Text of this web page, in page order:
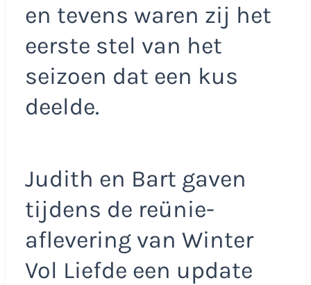
en tevens waren zij het
eerste stel van het
seizoen dat een kus
deelde.
Judith en Bart gaven
tijdens de reünie-
aflevering van Winter
Vol Liefde een update